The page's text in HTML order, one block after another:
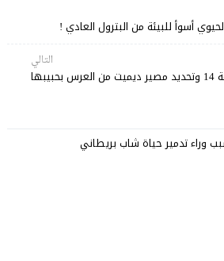
أسوأ للبيئة من البترول العادي !
التالي